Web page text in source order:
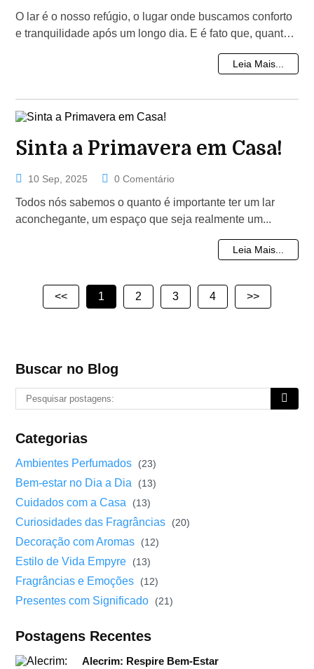
O lar é o nosso refúgio, o lugar onde buscamos conforto
e tranquilidade após um longo dia. E é fato que, quanto
Leia Mais...
Sinta a Primavera em Casa!
10 Sep, 2025 0 Comentário
Todos nós sabemos o quanto é importante ter um lar
aconchegante, um espaço que seja realmente um...
Leia Mais...
<< 1 2 3 4 >>
Buscar no Blog
Categorias
Ambientes Perfumados (23)
Bem-estar no Dia a Dia (13)
Cuidados com a Casa (13)
Curiosidades das Fragrâncias (20)
Decoração com Aromas (12)
Estilo de Vida Empyre (13)
Fragrâncias e Emoções (12)
Presentes com Significado (21)
Postagens Recentes
Alecrim: Respire Bem-Estar